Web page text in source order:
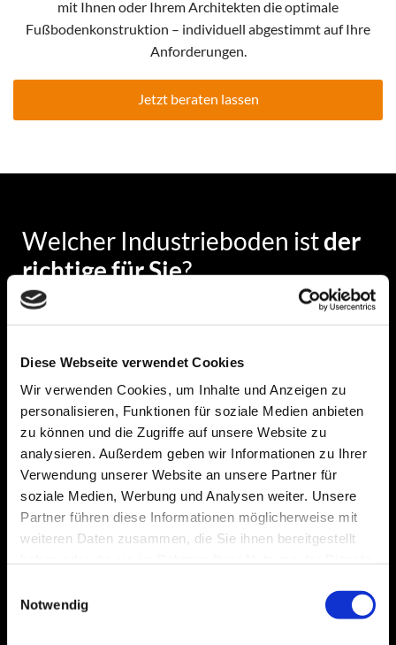
Diese Webseite verwendet Cookies
Wir verwenden Cookies, um Inhalte und Anzeigen zu
personalisieren, Funktionen für soziale Medien anbieten
zu können und die Zugriffe auf unsere Website zu
analysieren. Außerdem geben wir Informationen zu Ihrer
Verwendung unserer Website an unsere Partner für
soziale Medien, Werbung und Analysen weiter. Unsere
Partner führen diese Informationen möglicherweise mit
weiteren Daten zusammen, die Sie ihnen bereitgestellt
Notwendig
mit Ihnen oder Ihrem Architekten die optimale
Fußbodenkonstruktion – individuell abgestimmt auf Ihre
Anforderungen.
Jetzt beraten lassen
Welcher Industrieboden istder
richtige für Sie?
Belastung
Dieser Estrich ist besonders widerstandsfähig gegen
mechanische Beanspruchung und Abrieb. Er eignet
sich ideal für Werkstätten, Lagerhallen und
Produktionsbereiche mit hohem Staplerverkehr.
Betonböden mit integrierter
Hartstoffverschleißschicht – Noch
Abriebfestigkeit erhöht, was besonders in Bereichen
mit starker mechanischer Beanspruchung oder hoher